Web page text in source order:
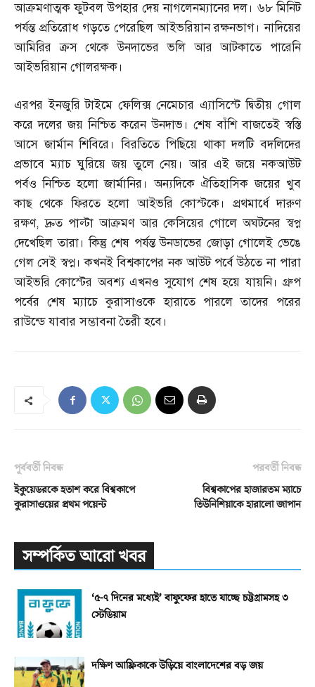
আক্রমণাত্মক ফুটবল উপহার দেয় নাগলেনম্যানের দল। ৬৮ মিনিট
পর্যন্ত প্রতিরোধ গড়তে পেরেছিল আইভরিয়ান রক্ষনভাগ। নাদিয়ের
আমিরির ক্রস থেকে উনদাভের ভলি আর আটকাতে পারেনি
আইভরিয়ান গোলরক্ষক।
এরপর ইনজুরি টাইমে ফেলিক্স নেমেচার এ্যাসিস্টে দ্বিতীয় গোল
করে দলের জয় নিশ্চিত করেন উনদাভ। শেষ বাঁশি বাজতেই স্বস্তি
আসে জার্মান শিবিরে। বিরতিতে পিছিয়ে থাকা দলটি বদলিদের
প্রভাবে ম্যাচ ঘুরিয়ে জয় তুলে নেয়। আর এই জয়ে নকআউট
পর্বও নিশ্চিত হলো জার্মানির। অন্যদিকে ঐতিহাসিক জয়ের খুব
কাছ থেকে ফিরতে হলো আইভরি কোস্টকে। প্রথমার্ধে দারুণ
রক্ষণ,দ্রুত পাল্টা আক্রমণ আর কেসিয়ের গোলে অঘটনের স্বপ্ন
দেখেছিল তারা। কিন্তু শেষ পর্যন্ত উনডাভের জোড়া গোলেই ভেঙে
গেল সেই স্বপ্ন। কখনই বিশ্বকাপের নক আউট পর্বে উঠতে না পারা
আইভরি কোস্টের অবশ্য এখনও সুযোগ শেষ হয়ে যায়নি। গ্রুপ
পর্বের শেষ ম্যাচে কুরাসাওকে হারাতে পারলে তাদের পরের
রাউন্ডে যাবার সম্ভাবনা তৈরী হবে।
পূর্ববর্তী নিবন্ধ
ইকুয়েডরকে হতাশ করে বিশ্বকাপে
কুরাসাওয়ের প্রথম পয়েন্ট
পরবর্তী নিবন্ধ
বিশ্বকাপের হাজারতম ম্যাচে
তিউনিশিয়াকে হারালো জাপান
সম্পর্কিত আরো খবর
‘৫-৭ দিনের মধ্যেই’ বাফুফের হাতে যাচ্ছে চট্টগ্রামসহ ৩
স্টেডিয়াম
দক্ষিণ আফ্রিকাকে উড়িয়ে বাংলাদেশের বড় জয়